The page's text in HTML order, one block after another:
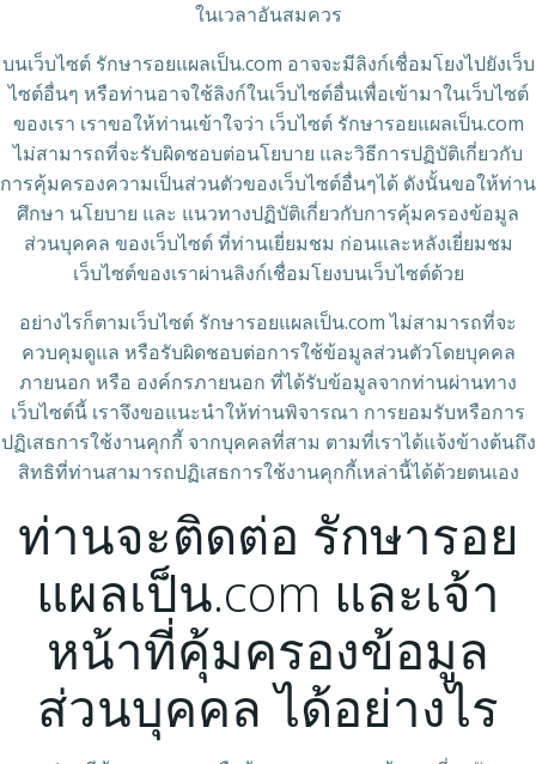
ในเวลาอันสมควร
บนเว็บไซต์ รักษารอยแผลเป็น.com อาจจะมีลิงก์เชื่อมโยงไปยังเว็บ
ไซต์อื่นๆ หรือท่านอาจใช้ลิงก์ในเว็บไซต์อื่นเพื่อเข้ามาในเว็บไซต์
ของเรา เราขอให้ท่านเข้าใจว่า เว็บไซต์ รักษารอยแผลเป็น.com
ไม่สามารถที่จะรับผิดชอบต่อนโยบาย และวิธีการปฏิบัติเกี่ยวกับ
การคุ้มครองความเป็นส่วนตัวของเว็บไซต์อื่นๆได้ ดังนั้นขอให้ท่าน
ศึกษา นโยบาย และ แนวทางปฏิบัติเกี่ยวกับการคุ้มครองข้อมูล
ส่วนบุคคล ของเว็บไซต์ ที่ท่านเยี่ยมชม ก่อนและหลังเยี่ยมชม
เว็บไซต์ของเราผ่านลิงก์เชื่อมโยงบนเว็บไซต์ด้วย
อย่างไรก็ตามเว็บไซต์ รักษารอยแผลเป็น.com ไม่สามารถที่จะ
ควบคุมดูแล หรือรับผิดชอบต่อการใช้ข้อมูลส่วนตัวโดยบุคคล
ภายนอก หรือ องค์กรภายนอก ที่ได้รับข้อมูลจากท่านผ่านทาง
เว็บไซต์นี้ เราจึงขอแนะนำให้ท่านพิจารณา การยอมรับหรือการ
ปฏิเสธการใช้งานคุกกี้ จากบุคคลที่สาม ตามที่เราได้แจ้งข้างต้นถึง
สิทธิที่ท่านสามารถปฏิเสธการใช้งานคุกกี้เหล่านี้ได้ด้วยตนเอง
ท่านจะติดต่อ รักษารอย
แผลเป็น.com และเจ้า
หน้าที่คุ้มครองข้อมูล
ส่วนบุคคล ได้อย่างไร